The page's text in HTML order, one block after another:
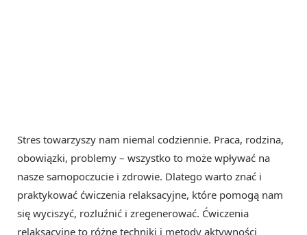
Stres towarzyszy nam niemal codziennie. Praca, rodzina,
obowiązki, problemy – wszystko to może wpływać na
nasze samopoczucie i zdrowie. Dlatego warto znać i
praktykować ćwiczenia relaksacyjne, które pomogą nam
się wyciszyć, rozluźnić i zregenerować. Ćwiczenia
relaksacyjne to różne techniki i metody aktywności